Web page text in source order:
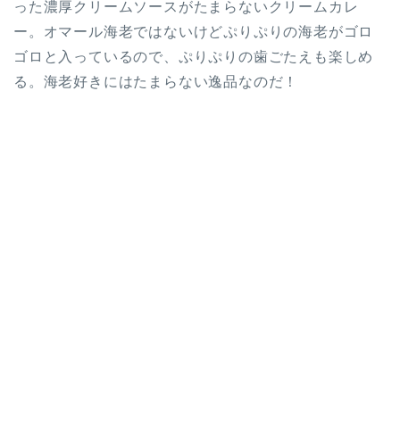
った濃厚クリームソースがたまらないクリームカレ
ー。オマール海老ではないけどぷりぷりの海老がゴロ
ゴロと入っているので、ぷりぷりの歯ごたえも楽しめ
る。海老好きにはたまらない逸品なのだ！